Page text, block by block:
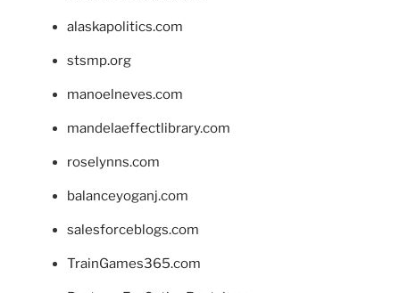
alaskapolitics.com
stsmp.org
manoelneves.com
mandelaeffectlibrary.com
roselynns.com
balanceyoganj.com
salesforceblogs.com
TrainGames365.com